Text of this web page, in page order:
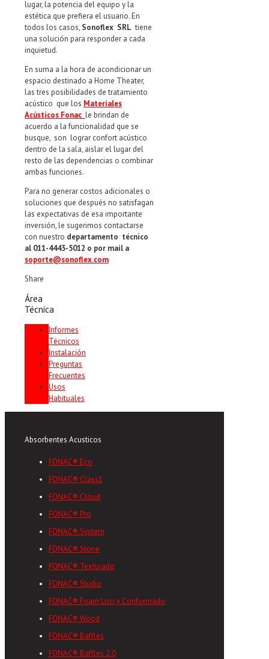
lugar, la potencia del equipo y la
estética que prefiera el usuario. En
todos los casos, Sonoflex SRL tiene
una solución para responder a cada
inquietud.
En suma a la hora de acondicionar un
espacio destinado a Home Theater,
las tres posibilidades de tratamiento
acústico que los Materiales
Acústicos Fonac le brindan de
acuerdo a la funcionalidad que se
busque, son lograr confort acústico
dentro de la sala, aislar el lugar del
resto de las dependencias o combinar
ambas funciones.
Para no generar costos adicionales o
soluciones que después no satisfagan
las expectativas de esa importante
inversión, le sugerimos contactarse
con nuestro departamento técnico
al 011-4443-5012 o por mail a
soporte@sonoflex.com
Share
Área
Técnica
Informes
Técnicos
Instalación
Preguntas
Frecuentes
Usos
Habituales
Absorbentes Acusticos
FONAC® Eco
FONAC® Class1
FONAC® Cloud
FONAC® Pro
FONAC® System
FONAC® Stone
FONAC® Texturado
FONAC® Studio
FONAC® Foam Liso y Conformado
FONAC® Wood
FONAC® Baffles
FONAC® Baffles 2.0